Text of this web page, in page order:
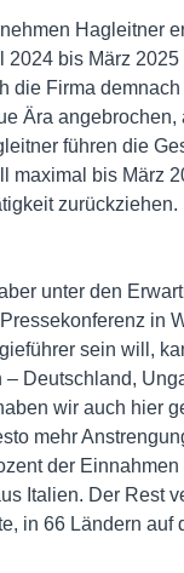
Hagleitner
bis März
die Firma
Ära
führen die
maximal bis März
zurückziehen.
unter den
in
sein will,
Deutschland,
wir auch hier
mehr
der
Italien. Der Rest
in 66 Ländern auf